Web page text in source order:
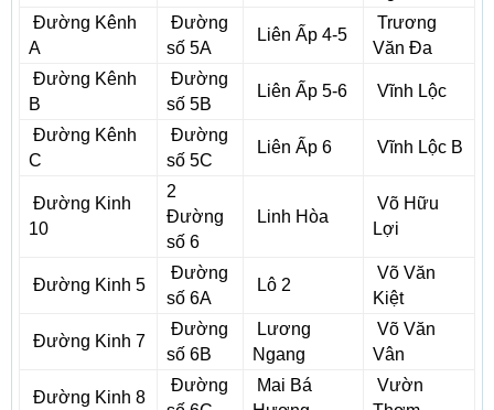
Đường Kênh
A
Đường
số 5A
Liên Ấp 4-5
Trương
Văn Đa
Đường Kênh
B
Đường
số 5B
Liên Ấp 5-6 Vĩnh Lộc
Đường Kênh
C
Đường
số 5C
Liên Ấp 6 Vĩnh Lộc B
Đường Kinh
10
2
Đường
số 6
Linh Hòa
Võ Hữu
Lợi
Đường Kinh 5
Đường
số 6A
Lô 2
Võ Văn
Kiệt
Đường Kinh 7
Đường
số 6B
Lương
Ngang
Võ Văn
Vân
Đường Kinh 8
Đường
Mai Bá
Vườn